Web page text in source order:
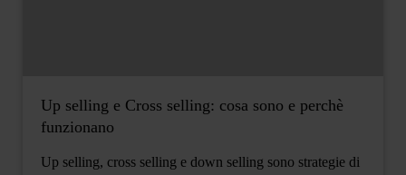
Up selling e Cross selling: cosa sono e perchè
funzionano
Up selling, cross selling e down selling sono strategie di